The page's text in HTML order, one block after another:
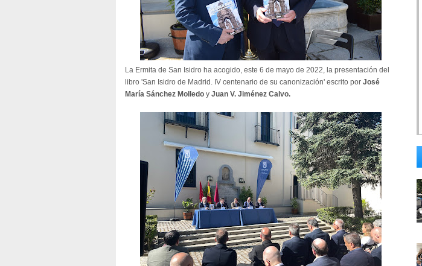
La Ermita de San Isidro ha acogido, este 6 de mayo de 2022, la presentación del
libro 'San Isidro de Madrid. IV centenario de su canonización' escrito por José
María Sánchez Molledo y Juan V. Jiménez Calvo.